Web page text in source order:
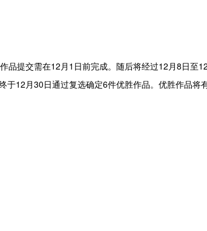
品提交需在12月1日前完成。随后将经过12月8日至
12月30日通过复选确定6件优胜作品。优胜作品将